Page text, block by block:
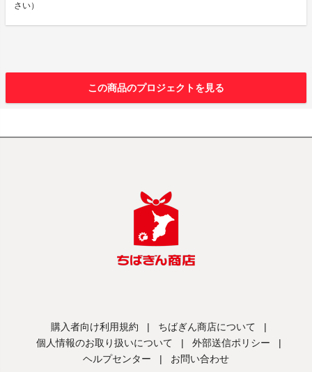
さい）
この商品のプロジェクトを見る
購入者向け利用規約 | ちばぎん商店について
|
個人情報のお取り扱いについて
| 外部送信ポリシー
|
ヘルプセンター
| お問い合わせ